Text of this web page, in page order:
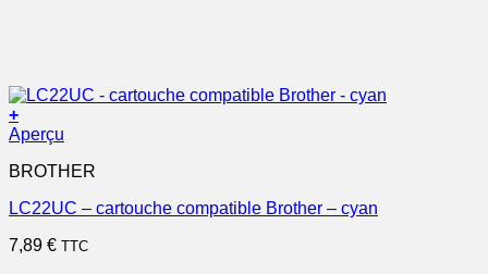
+
Aperçu
BROTHER
LC22UC – cartouche compatible Brother – cyan
7,89 € TTC